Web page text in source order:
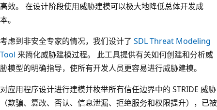
高效。 在设计阶段使用威胁建模可以极大地降低总体开发成
本。
考虑到非安全专家的情况，我们设计了 SDL Threat Modeling
Tool 来简化威胁建模过程。 此工具提供有关如何创建和分析威
胁模型的明确指导，使所有开发人员更容易进行威胁建模。
对应用程序设计进行建模并枚举所有信任边界中的 STRIDE 威胁
（欺骗、篡改、否认、信息泄漏、拒绝服务和权限提升），已被